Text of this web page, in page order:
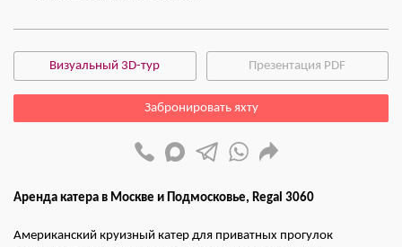
Визуальный 3D-тур Презентация PDF
Забронировать яхту
Аренда катера в Москве и Подмосковье, Regal 3060
Американский круизный катер для приватных прогулок